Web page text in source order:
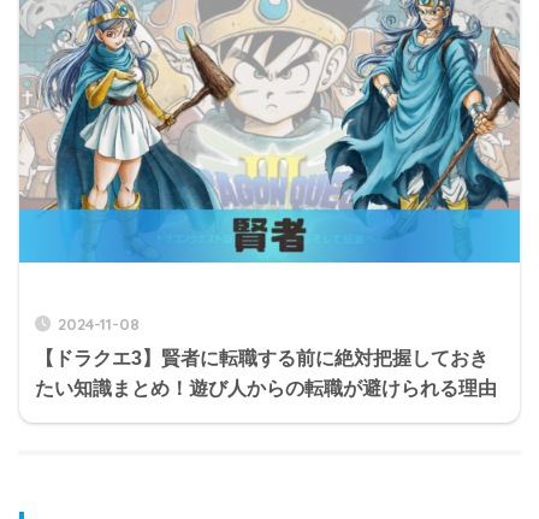
2024-11-08
【ドラクエ3】賢者に転職する前に絶対把握しておき
たい知識まとめ！遊び人からの転職が避けられる理由